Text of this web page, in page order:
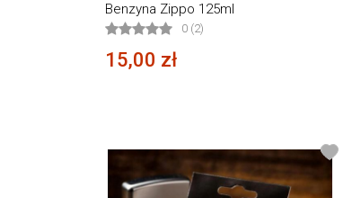
Benzyna Zippo 125ml
0 (2)
15,00 zł